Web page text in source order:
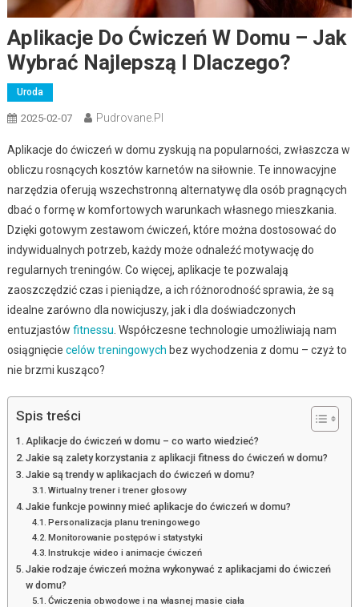
Aplikacje Do Ćwiczeń W Domu – Jak
Wybrać Najlepszą I Dlaczego?
Uroda
2025-02-07 Pudrovane.pl
Aplikacje do ćwiczeń w domu zyskują na popularności, zwłaszcza w
obliczu rosnących kosztów karnetów na siłownie. Te innowacyjne
narzędzia oferują wszechstronną alternatywę dla osób pragnących
dbać o formę w komfortowych warunkach własnego mieszkania.
Dzięki gotowym zestawom ćwiczeń, które można dostosować do
indywidualnych potrzeb, każdy może odnaleźć motywację do
regularnych treningów. Co więcej, aplikacje te pozwalają
zaoszczędzić czas i pieniądze, a ich różnorodność sprawia, że są
idealne zarówno dla nowicjuszy, jak i dla doświadczonych
entuzjastów fitnessu . Współczesne technologie umożliwiają nam
osiągnięcie celów treningowych bez wychodzenia z domu – czyż to
nie brzmi kusząco?
Spis treści
Aplikacje do ćwiczeń w domu – co warto wiedzieć?
Jakie są zalety korzystania z aplikacji fitness do ćwiczeń w domu?
Jakie są trendy w aplikacjach do ćwiczeń w domu?
Wirtualny trener i trener głosowy
Jakie funkcje powinny mieć aplikacje do ćwiczeń w domu?
Personalizacja planu treningowego
Monitorowanie postępów i statystyki
Instrukcje wideo i animacje ćwiczeń
Jakie rodzaje ćwiczeń można wykonywać z aplikacjami do ćwiczeń
w domu?
Ćwiczenia obwodowe i na własnej masie ciała